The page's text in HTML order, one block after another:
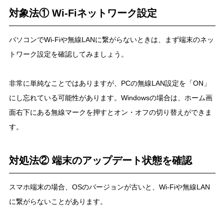
対象法① Wi-Fiネットワーク設定
パソコンでWi-Fiや無線LANに繋がらないときは、まず端末のネッ
トワーク設定を確認してみましょう。
非常に単純なことではありますが、PCの無線LAN設定を「ON」
にし忘れている可能性があります。Windowsの場合は、ホーム画
面右下にある無線マークを押すとオン・オフの切り替えができま
す。
対処法② 端末のアップデート状態を確認
スマホ端末の場合、OSのバージョンが古いと、Wi-Fiや無線LAN
に繋がらないことがあります。